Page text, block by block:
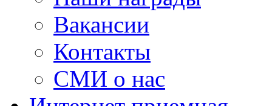
Вакансии
Контакты
СМИ о нас